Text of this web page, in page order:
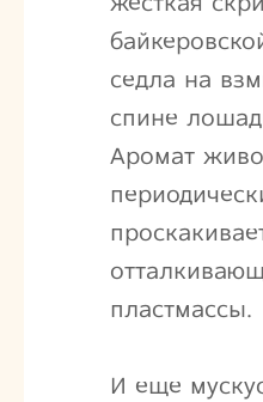
седла на
спине
Аромат
пластмассы.
И еще